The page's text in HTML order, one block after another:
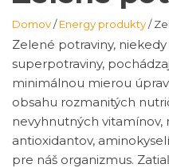
Domov/Energy produkty/
Zelené potraviny,
superpotraviny,
minimálnou mierou
obsahu rozmanitých
nevyhnutných vitamínov,
antioxidantov,
pre náš organizmus.